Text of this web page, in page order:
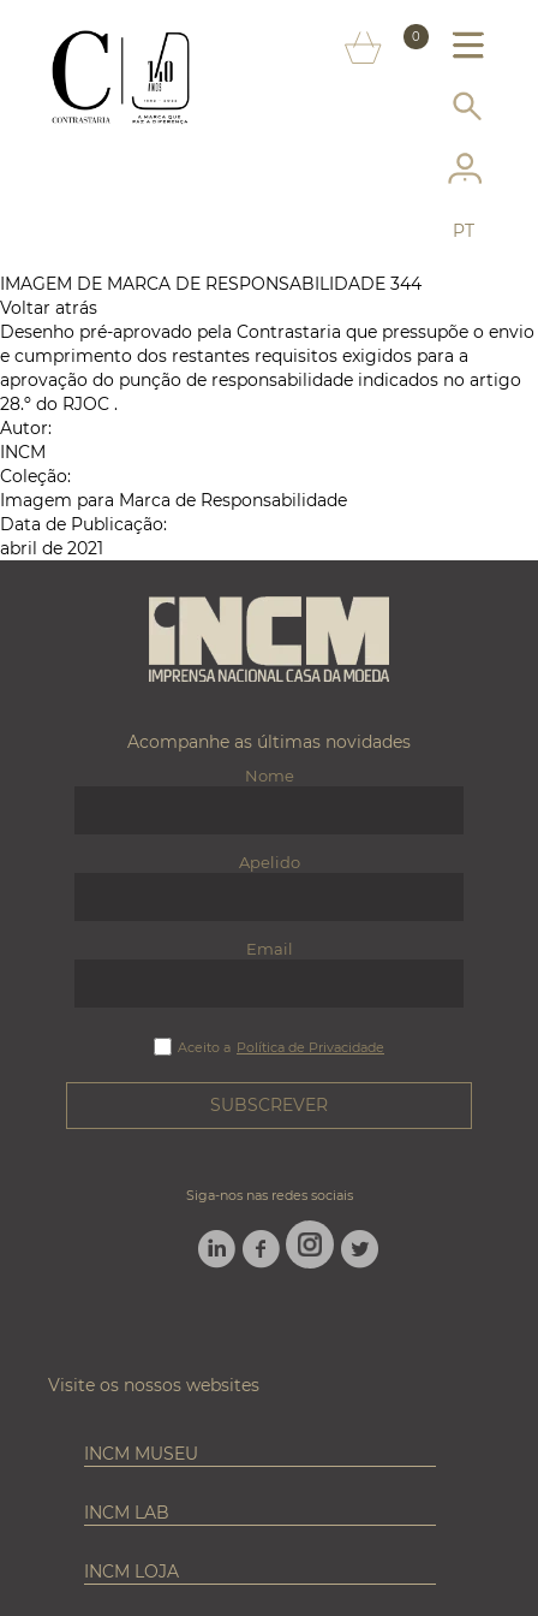
0
INFORMAÇÃO AO CONSUMIDOR
SERVIÇOS
LOJA ONLINE
PT
IMAGEM DE MARCA DE RESPONSABILIDADE 344
Voltar atrás
Desenho pré-aprovado pela Contrastaria que pressupõe o envio
e cumprimento dos restantes requisitos exigidos para a
aprovação do punção de responsabilidade indicados no artigo
28.º do RJOC .
Autor:
INCM
Coleção:
Imagem para Marca de Responsabilidade
Data de Publicação:
abril de 2021
Acompanhe as últimas novidades
Nome
Apelido
Email
Aceito a Política de Privacidade
Siga-nos nas redes sociais
LINKEDINFACEBOOK
INSTAGRAM
TWITTER
Visite os nossos websites
INCM MUSEU
INCM LAB
INCM LOJA